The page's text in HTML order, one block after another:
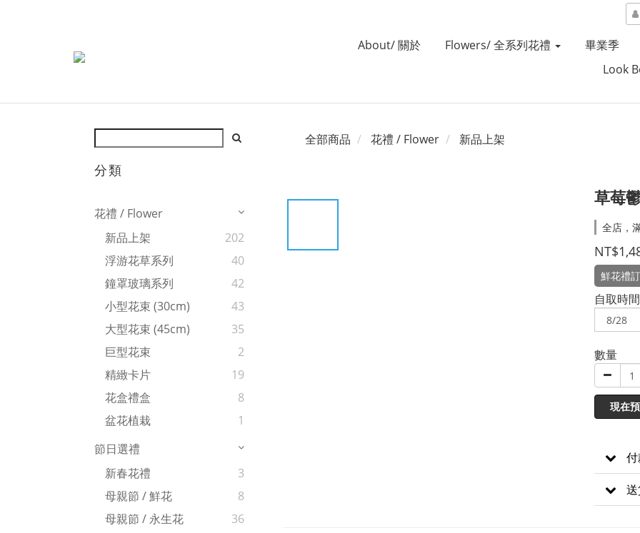
About/ 關於 Flowers/ 全系列花禮 畢業季
Look
分類
花禮 / Flower
新品上架
202
浮游花草系列
40
鐘罩玻璃系列
42
小型花束 (30cm)
43
大型花束 (45cm)
35
巨型花束
2
精緻卡片
19
花盒禮盒
8
盆花植栽
1
節日選禮
新春花禮
3
母親節 / 鮮花
8
母親節 / 永生花
36
全部商品 花禮 / Flower 新品上架
草莓
全店，
鮮花禮
自取時
數量
現在